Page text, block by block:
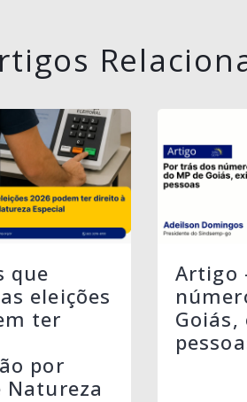
que
eleições
ter
por
Natureza
Artigo
Goiás,